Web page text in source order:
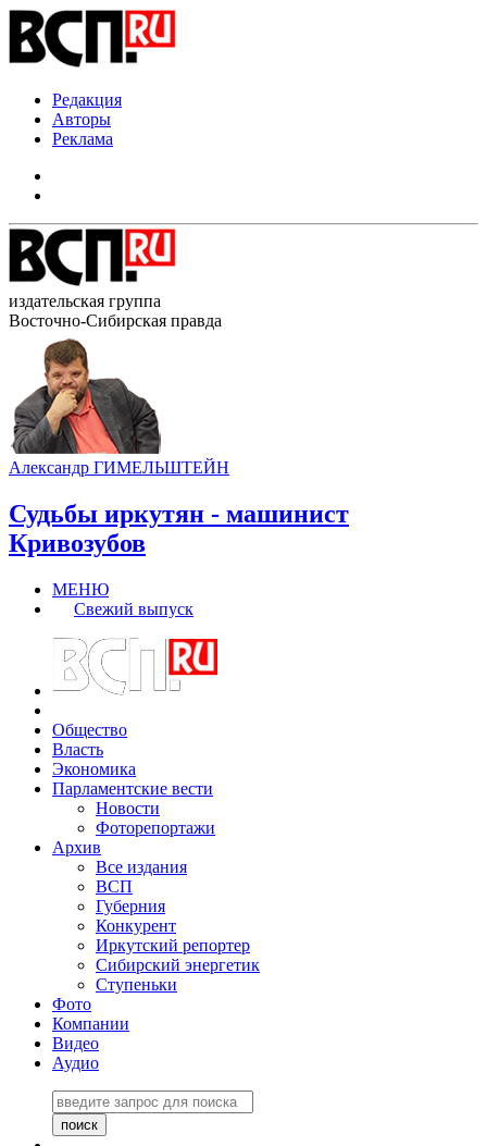
Редакция
Авторы
Реклама
издательская группа
Восточно-Сибирская правда
Александр ГИМЕЛЬШТЕЙН
Судьбы иркутян - машинист
Кривозубов
МЕНЮ
Свежий выпуск
Общество
Власть
Экономика
Парламентские вести
Новости
Фоторепортажи
Архив
Все издания
ВСП
Губерния
Конкурент
Иркутский репортер
Сибирский энергетик
Ступеньки
Фото
Компании
Видео
Аудио